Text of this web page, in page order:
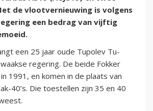
de vlootvernieuwing is volgens
een bedrag van vijftig
een 25 jaar oude Tupolev Tu-
regering. De beide Fokker
1991, en komen in de plaats van
40’s. Die toestellen zijn 35 en 40